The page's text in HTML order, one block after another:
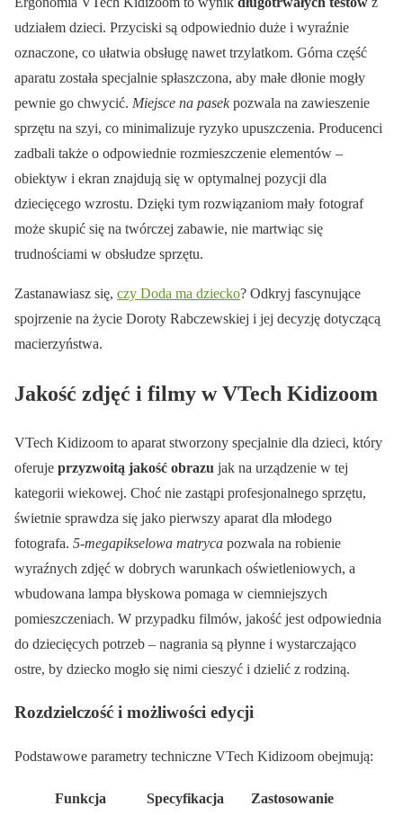
udziałem dzieci. Przyciski są odpowiednio duże i wyraźnie
oznaczone, co ułatwia obsługę nawet trzylatkom. Górna część
aparatu została specjalnie spłaszczona, aby małe dłonie mogły
pewnie go chwycić. Miejsce na pasekpozwala na zawieszenie
sprzętu na szyi, co minimalizuje ryzyko upuszczenia. Producenci
zadbali także o odpowiednie rozmieszczenie elementów –
obiektyw i ekran znajdują się w optymalnej pozycji dla
dziecięcego wzrostu. Dzięki tym rozwiązaniom mały fotograf
może skupić się na twórczej zabawie, nie martwiąc się
trudnościami w obsłudze sprzętu.
Zastanawiasz się, czy Doda ma dziecko? Odkryj fascynujące
spojrzenie na życie Doroty Rabczewskiej i jej decyzję dotyczącą
macierzyństwa.
Jakość zdjęć i filmy w VTech Kidizoom
VTech Kidizoom to aparat stworzony specjalnie dla dzieci, który
oferuje przyzwoitą jakość obrazu jak na urządzenie w tej
kategorii wiekowej. Choć nie zastąpi profesjonalnego sprzętu,
świetnie sprawdza się jako pierwszy aparat dla młodego
fotografa. 5-megapikselowa matryca pozwala na robienie
wyraźnych zdjęć w dobrych warunkach oświetleniowych, a
wbudowana lampa błyskowa pomaga w ciemniejszych
pomieszczeniach. W przypadku filmów, jakość jest odpowiednia
do dziecięcych potrzeb – nagrania są płynne i wystarczająco
ostre, by dziecko mogło się nimi cieszyć i dzielić z rodziną.
Rozdzielczość i możliwości edycji
Podstawowe parametry techniczne VTech Kidizoom obejmują:
Funkcja Specyfikacja
Zastosowanie